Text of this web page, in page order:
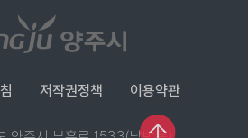
저작권정책 이용약관